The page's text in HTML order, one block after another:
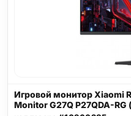
Игровой монитор Xiaomi
Monitor G27Q P27QDA-RG